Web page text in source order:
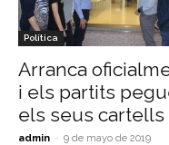
Política
Arranca
i els partits
els seus cartells
admin - 9 de mayo de 2019